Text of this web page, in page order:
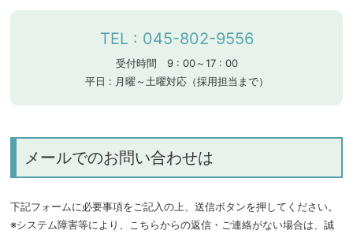
TEL : 045-802-9556
受付時間 9 : 00～17 : 00
平日 : 月曜～土曜対応（採用担当まで）
メールでのお問い合わせは
下記フォームに必要事項をご記入の上、送信ボタンを押してください。
※システム障害等により、こちらからの返信・ご連絡がない場合は、誠